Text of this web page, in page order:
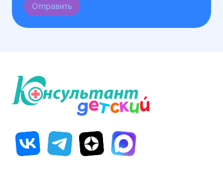
Отправить